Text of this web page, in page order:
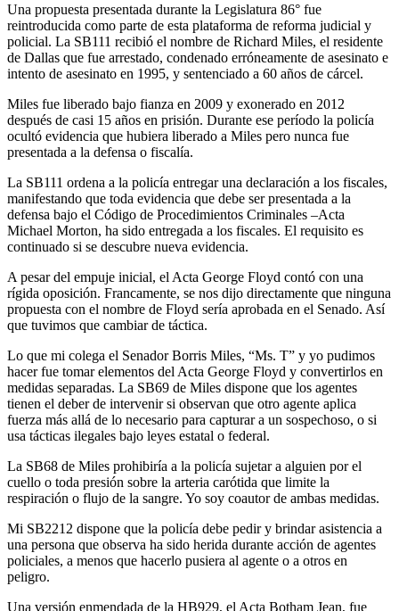
Una propuesta presentada durante la Legislatura 86° fue
reintroducida como parte de esta plataforma de reforma judicial y
policial. La SB111 recibió el nombre de Richard Miles, el residente
de Dallas que fue arrestado, condenado erróneamente de asesinato e
intento de asesinato en 1995, y sentenciado a 60 años de cárcel.
Miles fue liberado bajo fianza en 2009 y exonerado en 2012
después de casi 15 años en prisión. Durante ese período la policía
ocultó evidencia que hubiera liberado a Miles pero nunca fue
presentada a la defensa o fiscalía.
La SB111 ordena a la policía entregar una declaración a los fiscales,
manifestando que toda evidencia que debe ser presentada a la
defensa bajo el Código de Procedimientos Criminales –Acta
Michael Morton, ha sido entregada a los fiscales. El requisito es
continuado si se descubre nueva evidencia.
A pesar del empuje inicial, el Acta George Floyd contó con una
rígida oposición. Francamente, se nos dijo directamente que ninguna
propuesta con el nombre de Floyd sería aprobada en el Senado. Así
que tuvimos que cambiar de táctica.
Lo que mi colega el Senador Borris Miles, “Ms. T” y yo pudimos
hacer fue tomar elementos del Acta George Floyd y convertirlos en
medidas separadas. La SB69 de Miles dispone que los agentes
tienen el deber de intervenir si observan que otro agente aplica
fuerza más allá de lo necesario para capturar a un sospechoso, o si
usa tácticas ilegales bajo leyes estatal o federal.
La SB68 de Miles prohibiría a la policía sujetar a alguien por el
cuello o toda presión sobre la arteria carótida que limite la
respiración o flujo de la sangre. Yo soy coautor de ambas medidas.
Mi SB2212 dispone que la policía debe pedir y brindar asistencia a
una persona que observa ha sido herida durante acción de agentes
policiales, a menos que hacerlo pusiera al agente o a otros en
peligro.
Una versión enmendada de la HB929, el Acta Botham Jean, fue